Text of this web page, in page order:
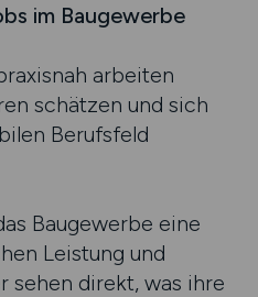
im Baugewerbe
arbeiten
schätzen und sich
Berufsfeld
Baugewerbe eine
Leistung und
sehen direkt, was ihre